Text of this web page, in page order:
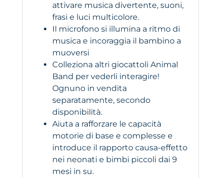
attivare musica divertente, suoni,
frasi e luci multicolore.
Il microfono si illumina a ritmo di
musica e incoraggia il bambino a
muoversi
Colleziona altri giocattoli Animal
Band per vederli interagire!
Ognuno in vendita
separatamente, secondo
disponibilità.
Aiuta a rafforzare le capacità
motorie di base e complesse e
introduce il rapporto causa-effetto
nei neonati e bimbi piccoli dai 9
mesi in su.